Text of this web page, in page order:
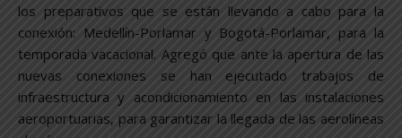
los preparativos que se están llevando a cabo para la
conexión: Medellín-Porlamar y Bogotá-Porlamar, para la
temporada vacacional. Agregó que ante la apertura de las
nuevas conexiones se han ejecutado trabajos de
infraestructura y acondicionamiento en las instalaciones
aeroportuarias, para garantizar la llegada de las aerolíneas